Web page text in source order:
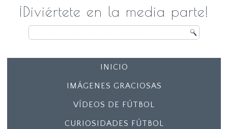
¡Diviértete en la media parte!
INICIO
IMÁGENES GRACIOSAS
VÍDEOS DE FÚTBOL
CURIOSIDADES FÚTBOL